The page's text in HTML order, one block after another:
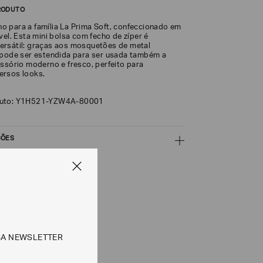
para a família La Prima Soft, confeccionado em
Esta mini bolsa com fecho de zíper é
graças aos mosquetões de metal
ser estendida para ser usada também a
moderno e fresco, perfeito para
looks.
Y1H521-YZW4A-80001
NEWSLETTER